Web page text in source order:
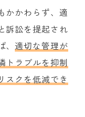
かかわらず、適
訴訟を提起され
、適切な管理が
トラブルを抑制
スクを低減でき